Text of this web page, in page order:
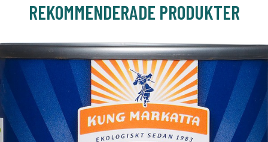
REKOMMENDERADE PRODUKTER